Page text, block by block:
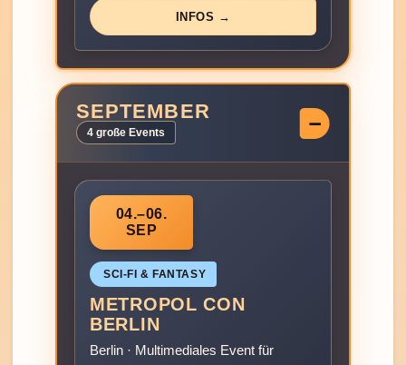
INFOS →
SEPTEMBER
4 große Events
04.–06.
SEP
SCI‑FI & FANTASY
METROPOL CON
BERLIN
Berlin · Multimediales Event für